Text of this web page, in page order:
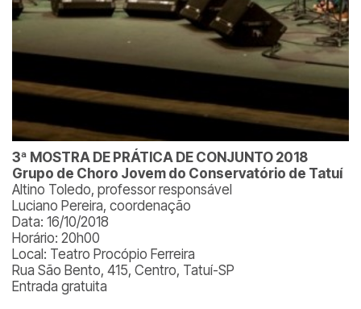
3ª MOSTRA DE PRÁTICA DE CONJUNTO 2018
Grupo de Choro Jovem do Conservatório de Tatuí
Altino Toledo, professor responsável
Luciano Pereira, coordenação
Data: 16/10/2018
Horário: 20h00
Local: Teatro Procópio Ferreira
Rua São Bento, 415, Centro, Tatuí-SP
Entrada gratuita